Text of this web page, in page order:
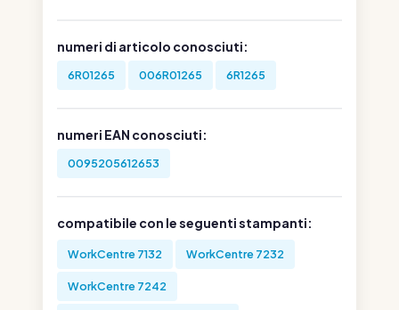
numeri di articolo conosciuti:
6R01265 006R01265 6R1265
numeri EAN conosciuti:
0095205612653
compatibile con le seguenti stampanti:
WorkCentre 7132 WorkCentre 7232
WorkCentre 7242